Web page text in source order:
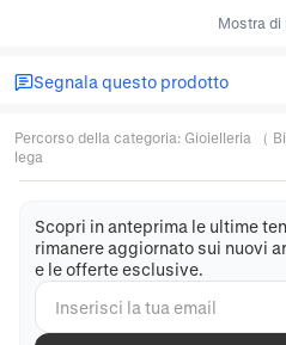
Mostra di
Segnala questo prodotto
Percorso della categoria: Gioielleria （
lega
Scopri in anteprima le ultime
rimanere aggiornato sui nuovi
e le offerte esclusive.